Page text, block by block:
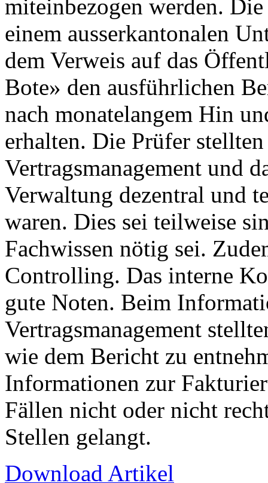
miteinbezogen werden.
einem ausserkantonalen
dem Verweis auf das
Bote» den ausführlichen
nach monatelangem Hin
erhalten. Die Prüfer stellten
Vertragsmanagement und
Verwaltung dezentral und
waren. Dies sei teilweise
Fachwissen nötig sei.
Controlling. Das interne
gute Noten. Beim
Vertragsmanagement
wie dem Bericht zu
Informationen zur
Fällen nicht oder nicht
Stellen gelangt.
Download Artikel